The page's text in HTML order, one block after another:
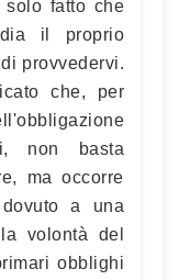
fatto che
il proprio
provvedervi.
che, per
non basta
ma occorre
a una
volontà del
obblighi